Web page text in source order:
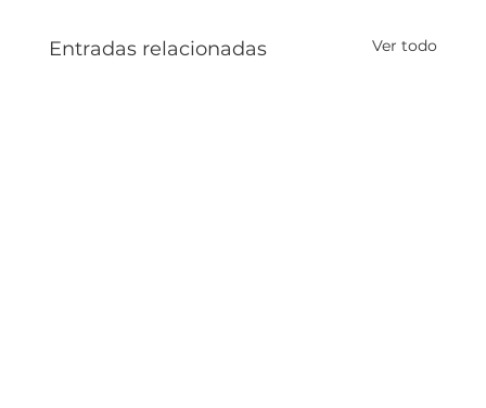
Entradas relacionadas Ver todo